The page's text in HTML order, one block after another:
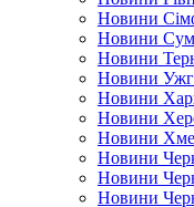
Новини
Новини Сум
Новини
Новини
Новини
Новини
Новини
Новини
Новини
Новини